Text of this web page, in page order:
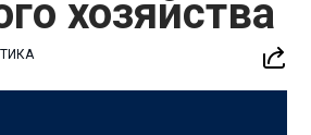
хозяйства